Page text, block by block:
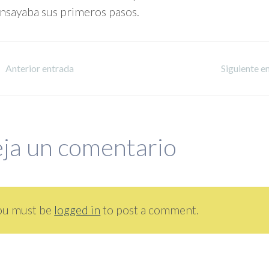
sus primeros pasos.
Anterior entrada Siguiente
un comentario
must be logged in to post a comment.